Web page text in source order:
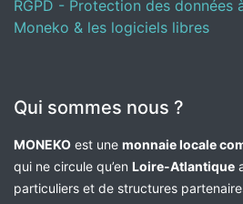
RGPD - Protection des données
Moneko & les logiciels libres
Qui sommes nous ?
MONEKO est une monnaie locale
qui ne circule qu’en Loire-Atlantique
particuliers et de structures